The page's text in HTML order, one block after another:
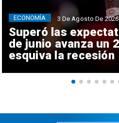
Superó las
de junio avanza un
esquiva la recesión
ECONOMÍA 3 De Agosto De 2026